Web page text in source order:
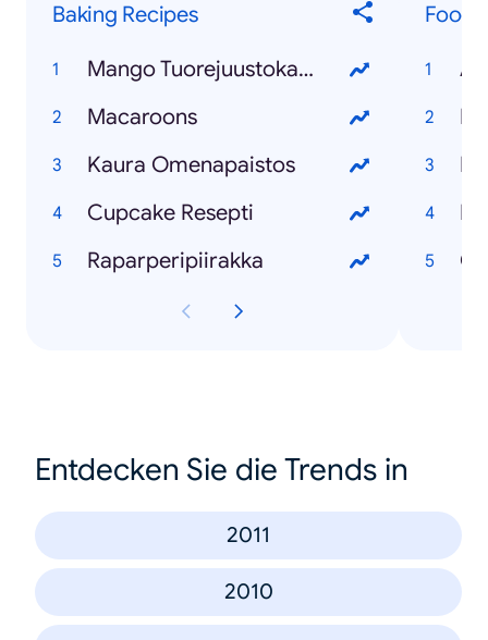
Baking Recipes
Mango Tuorejuustokakku
Macaroons
Kaura Omenapaistos
Cupcake Resepti
Raparperipiirakka
Food
Entdecken Sie die Trends in
2011
2010